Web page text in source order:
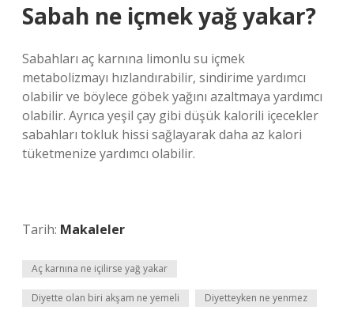
Sabah ne içmek yağ yakar?
Sabahları aç karnına limonlu su içmek
metabolizmayı hızlandırabilir, sindirime yardımcı
olabilir ve böylece göbek yağını azaltmaya yardımcı
olabilir. Ayrıca yeşil çay gibi düşük kalorili içecekler
sabahları tokluk hissi sağlayarak daha az kalori
tüketmenize yardımcı olabilir.
Tarih: Makaleler
Aç karnına ne içilirse yağ yakar
Diyette olan biri akşam ne yemeli Diyetteyken ne yenmez